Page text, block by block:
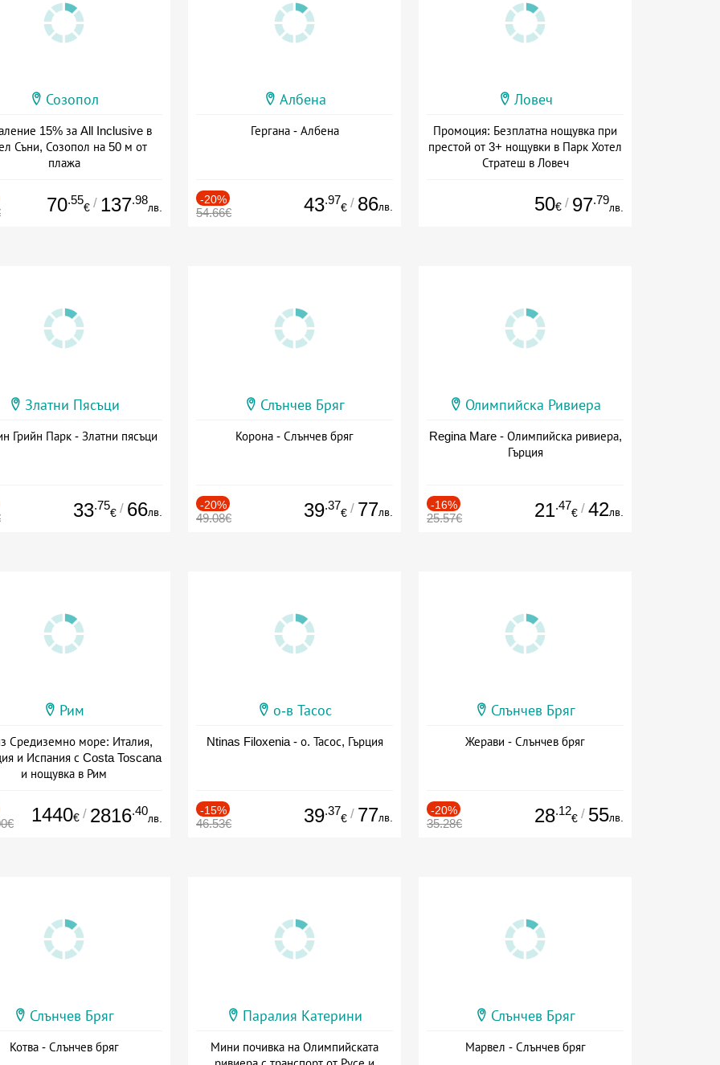
Созопол
15% за All Inclusive в
Съни, Созопол на 50 м от
плажа
70.55
€ / 137.98
лв.
Албена
Гергана - Албена
-20%
54.66€ 43.97
€ / 86лв.
Ловеч
Промоция: Безплатна нощувка при
престой от 3+ нощувки в Парк Хотел
Стратеш в Ловеч
50€ / 97.79
лв.
Златни Пясъци
Грийн Парк - Златни пясъци
33.75
€ / 66лв.
Слънчев Бряг
Корона - Слънчев бряг
-20%
49.08€ 39.37
€ / 77лв.
Олимпийска Ривиера
Regina Mare - Олимпийска ривиера,
Гърция
-16%
25.57€ 21.47
€ / 42лв.
Рим
Средиземно море: Италия,
и Испания с Costa Toscana
и нощувка в Рим
1440€ / 2816.40
лв.
о-в Тасос
Ntinas Filoxenia - о. Тасос, Гърция
-15%
46.53€ 39.37
€ / 77лв.
Слънчев Бряг
Жерави - Слънчев бряг
-20%
35.28€ 28.12
€ / 55лв.
Слънчев Бряг
Котва - Слънчев бряг
Паралия Катерини
Мини почивка на Олимпийската
Слънчев Бряг
Марвел - Слънчев бряг